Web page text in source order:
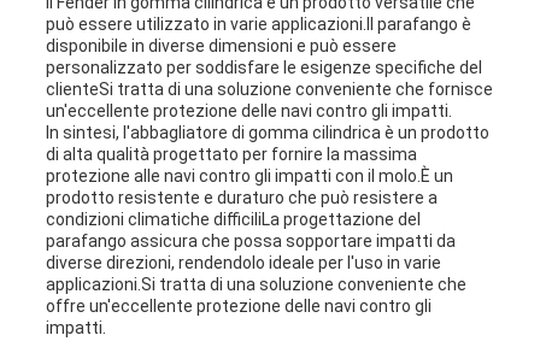
può essere utilizzato in varie applicazioni.Il parafango è
disponibile in diverse dimensioni e può essere
personalizzato per soddisfare le esigenze specifiche del
clienteSi tratta di una soluzione conveniente che fornisce
un'eccellente protezione delle navi contro gli impatti.
In sintesi, l'abbagliatore di gomma cilindrica è un prodotto
di alta qualità progettato per fornire la massima
protezione alle navi contro gli impatti con il molo.È un
prodotto resistente e duraturo che può resistere a
condizioni climatiche difficiliLa progettazione del
parafango assicura che possa sopportare impatti da
diverse direzioni, rendendolo ideale per l'uso in varie
applicazioni.Si tratta di una soluzione conveniente che
offre un'eccellente protezione delle navi contro gli
impatti.